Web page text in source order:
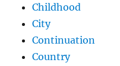
Childhood
City
Continuation
Country